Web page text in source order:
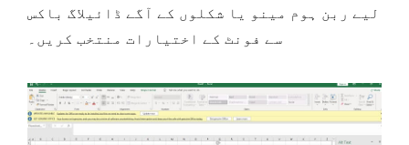
لیے ربن ہوم مینو یا شکلوں کے آگے ڈائیلاگ باکس
سے فونٹ کے اختیارات منتخب کریں۔